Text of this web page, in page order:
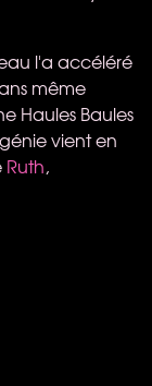
l'a accéléré
même
Haules Baules
vient en
Ruth,